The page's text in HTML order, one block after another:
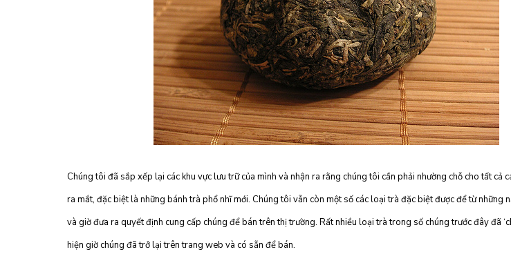
Chúng tôi đã sắp xếp lại các khu vực lưu trữ của mình và nhận ra rằng chúng tôi cần phải nhường chỗ cho tất cả
ra mắt, đặc biệt là những bánh trà phổ nhĩ mới. Chúng tôi vẫn còn một số các loại trà đặc biệt được để từ những
và giờ đưa ra quyết định cung cấp chúng để bán trên thị trường. Rất nhiều loại trà trong số chúng trước đây đã
hiện giờ chúng đã trở lại trên trang web và có sẵn để bán.